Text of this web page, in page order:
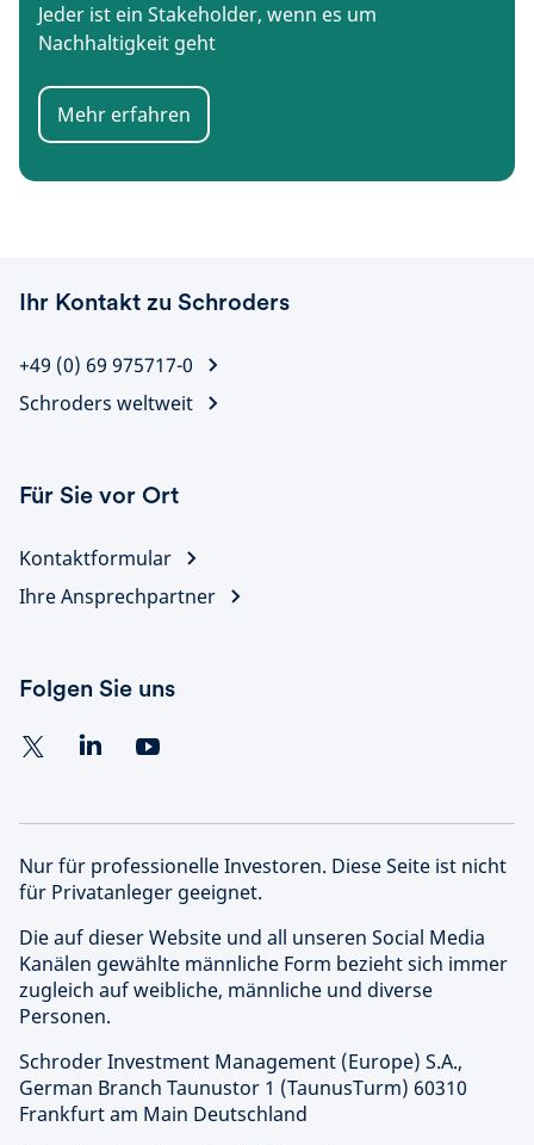
Jeder ist ein Stakeholder, wenn es um
Nachhaltigkeit geht
Mehr erfahren
Ihr Kontakt zu Schroders
+49 (0) 69 975717-0
Schroders weltweit
Für Sie vor Ort
Kontaktformular
Ihre Ansprechpartner
Folgen Sie uns
Nur für professionelle Investoren. Diese Seite ist nicht
für Privatanleger geeignet.
Die auf dieser Website und all unseren Social Media
Kanälen gewählte männliche Form bezieht sich immer
zugleich auf weibliche, männliche und diverse
Personen.
Schroder Investment Management (Europe) S.A.,
German Branch Taunustor 1 (TaunusTurm) 60310
Frankfurt am Main Deutschland